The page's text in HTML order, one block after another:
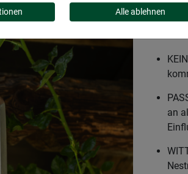
an
Alle ablehnen